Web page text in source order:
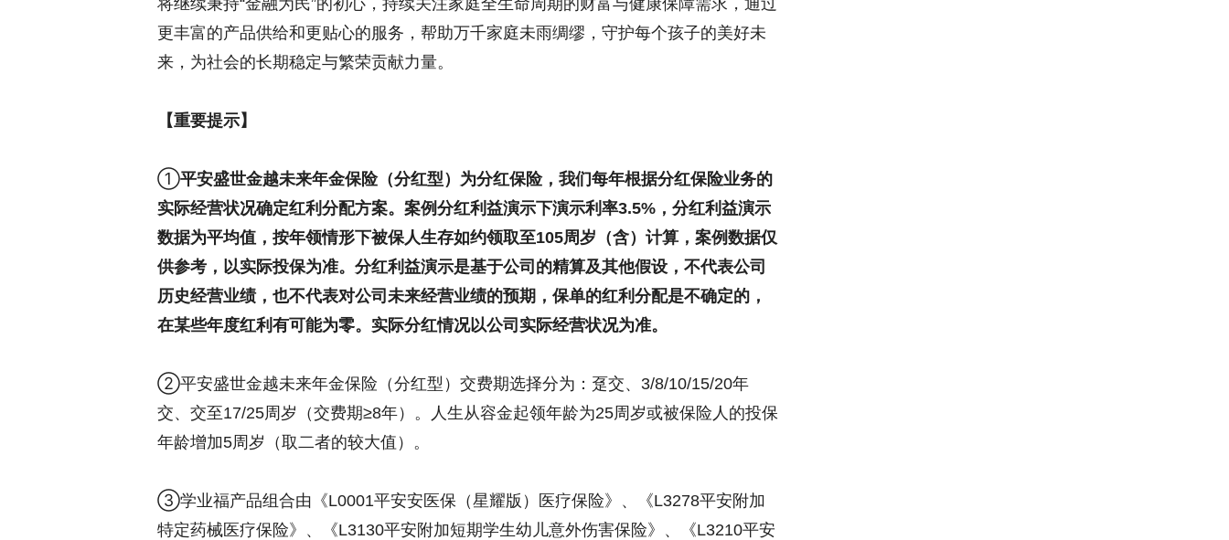
将继续秉持“金融为民”的初心，持续关注家庭全生命周期的财富与健康保障需求，通过
更丰富的产品供给和更贴心的服务，帮助万千家庭未雨绸缪，守护每个孩子的美好未
来，为社会的长期稳定与繁荣贡献力量。
【重要提示】
①平安盛世金越未来年金保险（分红型）为分红保险，我们每年根据分红保险业务的
实际经营状况确定红利分配方案。案例分红利益演示下演示利率3.5% ，分红利益演示
数据为平均值，按年领情形下被保人生存如约领取至105周岁（含）计算，案例数据仅
供参考，以实际投保为准。分红利益演示是基于公司的精算及其他假设，不代表公司
历史经营业绩，也不代表对公司未来经营业绩的预期，保单的红利分配是不确定的，
在某些年度红利有可能为零。实际分红情况以公司实际经营状况为准。
②平安盛世金越未来年金保险（分红型）交费期选择分为：趸交、3/8/10/15/20年
交、交至17/25周岁（交费期≥8年）。人生从容金起领年龄为25周岁或被保险人的投保
年龄增加5周岁（取二者的较大值）。
③学业福产品组合由《L0001平安安医保（星耀版）医疗保险》、《L3278平安附加
特定药械医疗保险》、《L3130平安附加短期学生幼儿意外伤害保险》、《L3210平安